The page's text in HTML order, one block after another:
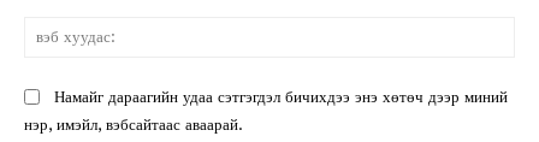
Намайг дараагийн удаа сэтгэгдэл бичихдээ энэ хөтөч дээр миний
нэр, имэйл, вэбсайтаас аваарай.